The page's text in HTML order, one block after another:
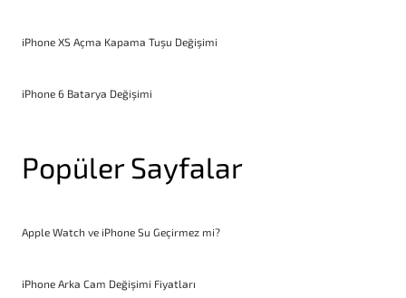
iPhone XS Açma Kapama Tuşu Değişimi
iPhone 6 Batarya Değişimi
Popüler Sayfalar
Apple Watch ve iPhone Su Geçirmez mi?
iPhone Arka Cam Değişimi Fiyatları